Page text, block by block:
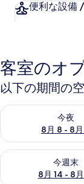
便利な設備
客室のオ
以下の期間の
今夜
8月 8 - 8
今夜 8月 8 - 8月 9
今週末
8月 14 - 8
今週末 8月 14 - 8月